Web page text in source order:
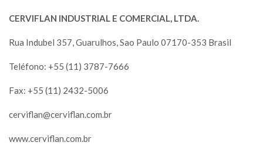
CERVIFLAN INDUSTRIAL E COMERCIAL, LTDA.
Rua Indubel 357, Guarulhos, Sao Paulo 07170-353 Brasil
Teléfono: +55 (11) 3787-7666
Fax: +55 (11) 2432-5006
cerviflan@cerviflan.com.br
www.cerviflan.com.br